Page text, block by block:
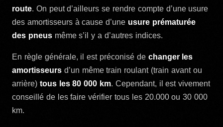
route. On peut d’ailleurs se rendre compte d’une usure
des amortisseurs à cause d’une usure prématurée
des pneusmême s’il y a d’autres indices.
En règle générale, il est préconisé de changer les
amortisseurs d’un même train roulant (train avant ou
arrière) tous les 80 000 km. Cependant, il est vivement
conseillé de les faire vérifier tous les 20.000 ou 30 000
km.